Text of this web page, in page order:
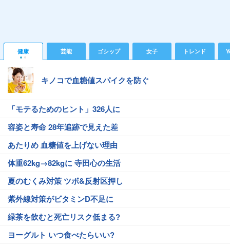
健康 芸能 ゴシップ 女子 トレンド
キノコで血糖値スパイクを防ぐ
「モテるためのヒント」326人に
容姿と寿命 28年追跡で見えた差
あたりめ 血糖値を上げない理由
体重62kg→82kgに 寺田心の生活
夏のむくみ対策 ツボ&反射区押し
紫外線対策がビタミンD不足に
緑茶を飲むと死亡リスク低まる?
ヨーグルト いつ食べたらいい?